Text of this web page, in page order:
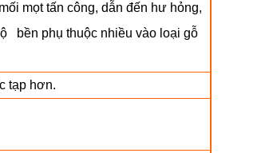
mọt tấn công, dẫn đến hư hỏng,
bền phụ thuộc nhiều vào loại gỗ
tạp hơn.